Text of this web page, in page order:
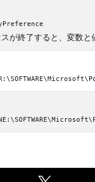
が終了すると、変数と